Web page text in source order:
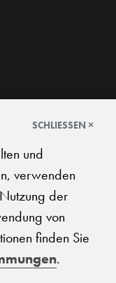
SCHLIESSEN ×
und
verwenden
der
von
finden Sie
.